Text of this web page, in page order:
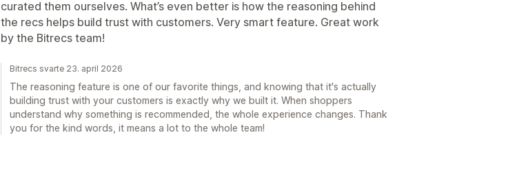
curated them ourselves. What’s even better is how the reasoning behind
the recs helps build trust with customers. Very smart feature. Great work
by the Bitrecs team!
Bitrecs svarte 23. april 2026
The reasoning feature is one of our favorite things, and knowing that it's actually
building trust with your customers is exactly why we built it. When shoppers
understand why something is recommended, the whole experience changes. Thank
you for the kind words, it means a lot to the whole team!